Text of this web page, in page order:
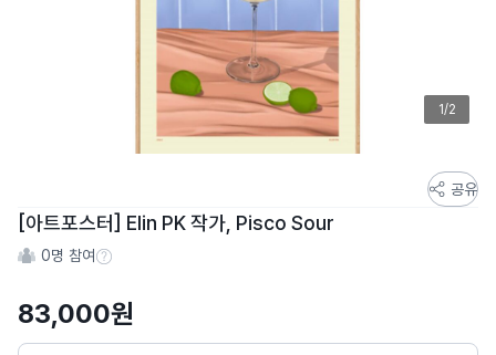
1/2
토
어
스
리
상
공유
[아트포스터] Elin PK 작가, Pisco Sour
0명 참여참여 수 정보
83,000원